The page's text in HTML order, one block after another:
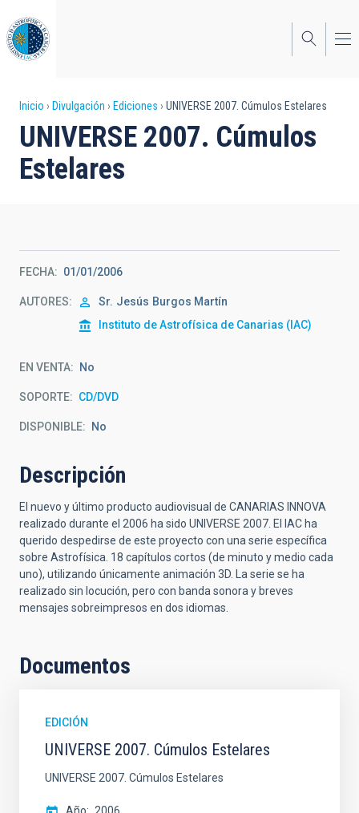
al
contenido
principal
Sobrescribir
enlaces
de
la
navegación
Inicio Divulgación Ediciones UNIVERSE 2007. Cúmulos Estelares
UNIVERSE 2007. Cúmulos
Estelares
FECHA 01/01/2006
AUTORES Sr. Jesús Burgos Martín
Instituto de Astrofísica de Canarias (IAC)
EN VENTA No
SOPORTE CD/DVD
DISPONIBLE No
Descripción
El nuevo y último producto audiovisual de CANARIAS INNOVA
realizado durante el 2006 ha sido UNIVERSE 2007. El IAC ha
querido despedirse de este proyecto con una serie específica
sobre Astrofísica. 18 capítulos cortos (de minuto y medio cada
uno), utilizando únicamente animación 3D. La serie se ha
realizado sin locución, pero con banda sonora y breves
mensajes sobreimpresos en dos idiomas.
Documentos
EDICIÓN
UNIVERSE 2007. Cúmulos Estelares
UNIVERSE 2007. Cúmulos Estelares